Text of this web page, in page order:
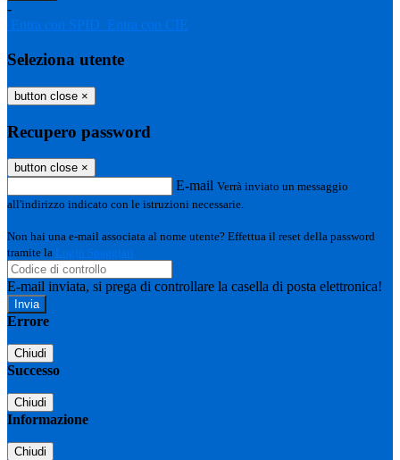
-
Entra con SPID
Entra con CIE
Seleziona utente
button close ×
Recupero password
button close ×
E-mail Verrà inviato un messaggio
all'indirizzo indicato con le istruzioni necessarie.
Non hai una e-mail associata al nome utente? Effettua il reset della password
tramite la Login Spaggiari
E-mail inviata, si prega di controllare la casella di posta elettronica!
Errore
Chiudi
Successo
Chiudi
Informazione
Chiudi